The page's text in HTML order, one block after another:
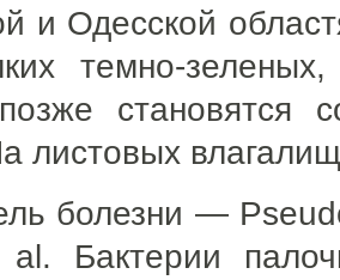
и Одесской
темно-
становятся
листовых
болезни —
Бактерии